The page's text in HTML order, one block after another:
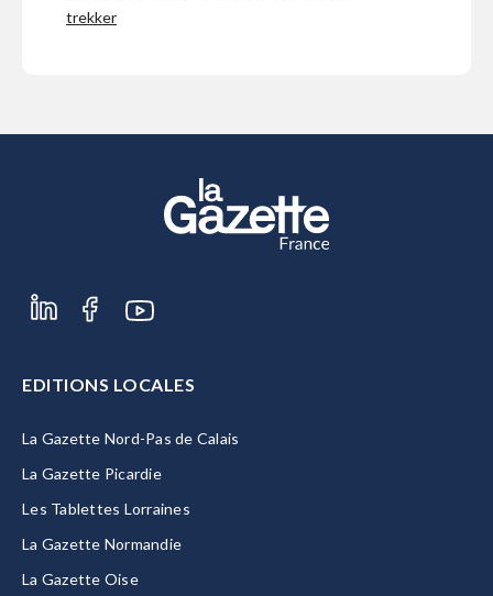
trekker
EDITIONS LOCALES
La Gazette Nord-Pas de Calais
La Gazette Picardie
Les Tablettes Lorraines
La Gazette Normandie
La Gazette Oise